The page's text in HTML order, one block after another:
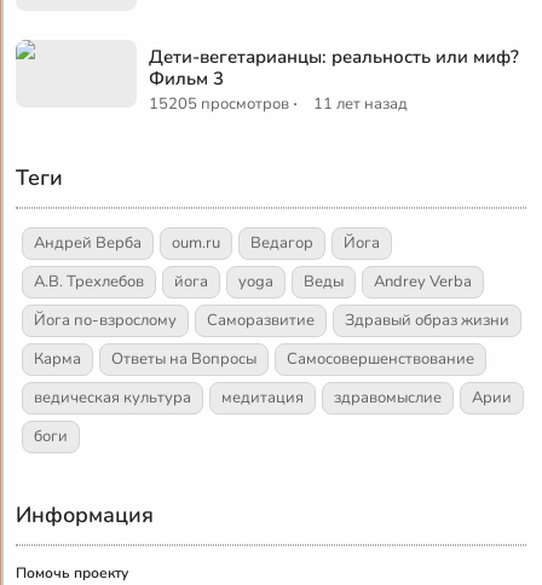
Дети-вегетарианцы: реальность или миф?
Фильм 3
15205 просмотров · 11 лет назад
Теги
Андрей Верба oum.ru Ведагор
Йога
А.В. Трехлебов
йога yoga Веды
Andrey Verba
Йога по-взрослому
Саморазвитие
Здравый образ жизни
Карма
Ответы на Вопросы
Самосовершенствование
ведическая культура
медитация здравомыслие
Арии
боги
Информация
Помочь проекту